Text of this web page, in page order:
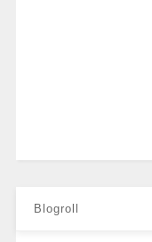
Blogroll